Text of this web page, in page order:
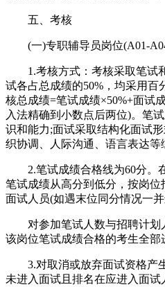
五、考核
(一)专职辅导员岗位(A01-
1.考核方式：考核采取笔试
试各占总成绩的50%，均采用
核总成绩=笔试成绩×50%+面试
入法精确到小数点后两位)。笔
识和能力;面试采取结构化面试
织协调、人际沟通、语言表达等
2.笔试成绩合格线为60分。
笔试成绩从高分到低分，按岗位
面试人员(如遇末位同分情况一并
对参加笔试人数与招聘计划
该岗位笔试成绩合格的考生全部
3.对取消或放弃面试资格产
未进入面试且排名在应进入面试